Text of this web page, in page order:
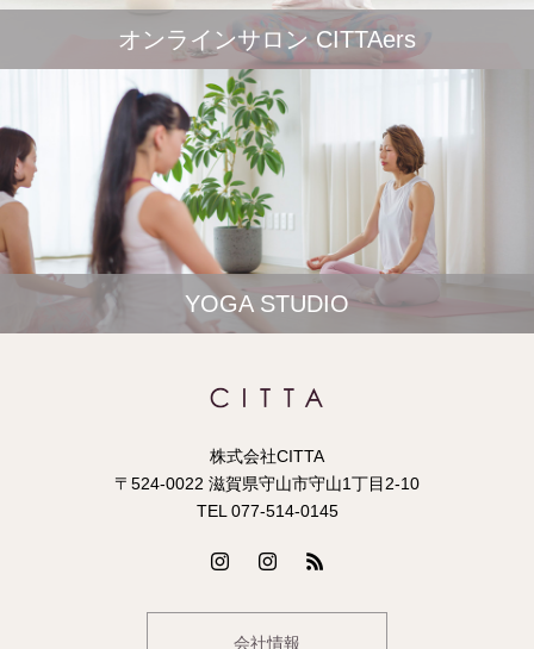
オンラインサロン CITTAers
YOGA STUDIO
株式会社CITTA
〒524-0022 滋賀県守山市守山1丁目2-10
TEL 077-514-0145
会社情報